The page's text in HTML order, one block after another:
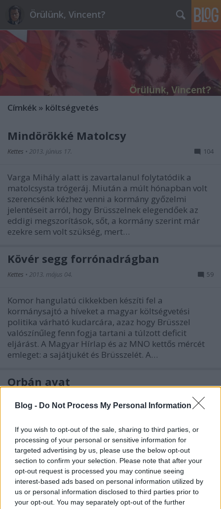
Blog - Do Not Process My Personal Information
If you wish to opt-out of the sale, sharing to third parties, or
processing of your personal or sensitive information for
targeted advertising by us, please use the below opt-out
section to confirm your selection. Please note that after your
opt-out request is processed you may continue seeing
interest-based ads based on personal information utilized by
us or personal information disclosed to third parties prior to
your opt-out. You may separately opt-out of the further
Örülünk, Vincent?
Címkék » költségvetés
Mindörökké Matolcsy
Kettes • 2013. június 17. 104
Varga Mihály alatt is zavartalanul folytatódik a
matolcsysta trógeráj. Miután a múlt hónapban volt
szerencsénk kézhez venni a kormány győzelmi
jelentéseit arról, hogy Brüsszelnek elegendőek az
eddigi megszorítások, sőt, a kormány szerint már
ezekre sem volt szükség, mert…
Kövér segg forrónadrágban
Kettes • 2013. május 04. 59
Komor hangulatú cikkekben készíti fel a
kormánysajtó a híveket a magyar költségvetési
politika várható kudarcára, azaz hogy Brüsszel
valószínűleg fenn fogja tartani a túlzott deficit
eljárást. A Magyar Hírlap és az MNO kettős mércét
emleget: a sajátjukét és Brüsszelét. A…
Orbán avat
127
általában a fejébe száll a szénsav és vicces
elszólások kíséretében távozik belőle. „Ma ezen a
földgolyón egyetlen ember sincs, se Brüsszelben, se
Budapesten, aki meg tudná mondani most, milyen
lesz a 2014-es…
Megint egy költségvetésoid